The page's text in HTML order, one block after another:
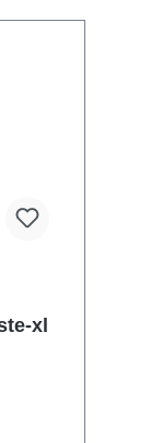
0 µg
xl